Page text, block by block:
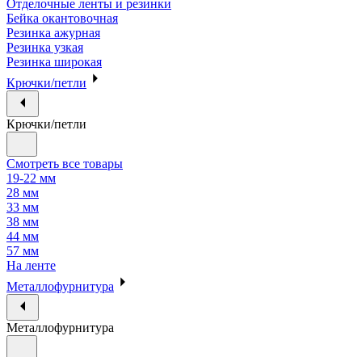
Отделочные ленты и резинки
Бейка окантовочная
Резинка ажурная
Резинка узкая
Резинка широкая
Крючки/петли
Крючки/петли
Смотреть все товары
19-22 мм
28 мм
33 мм
38 мм
44 мм
57 мм
На ленте
Металлофурнитура
Металлофурнитура